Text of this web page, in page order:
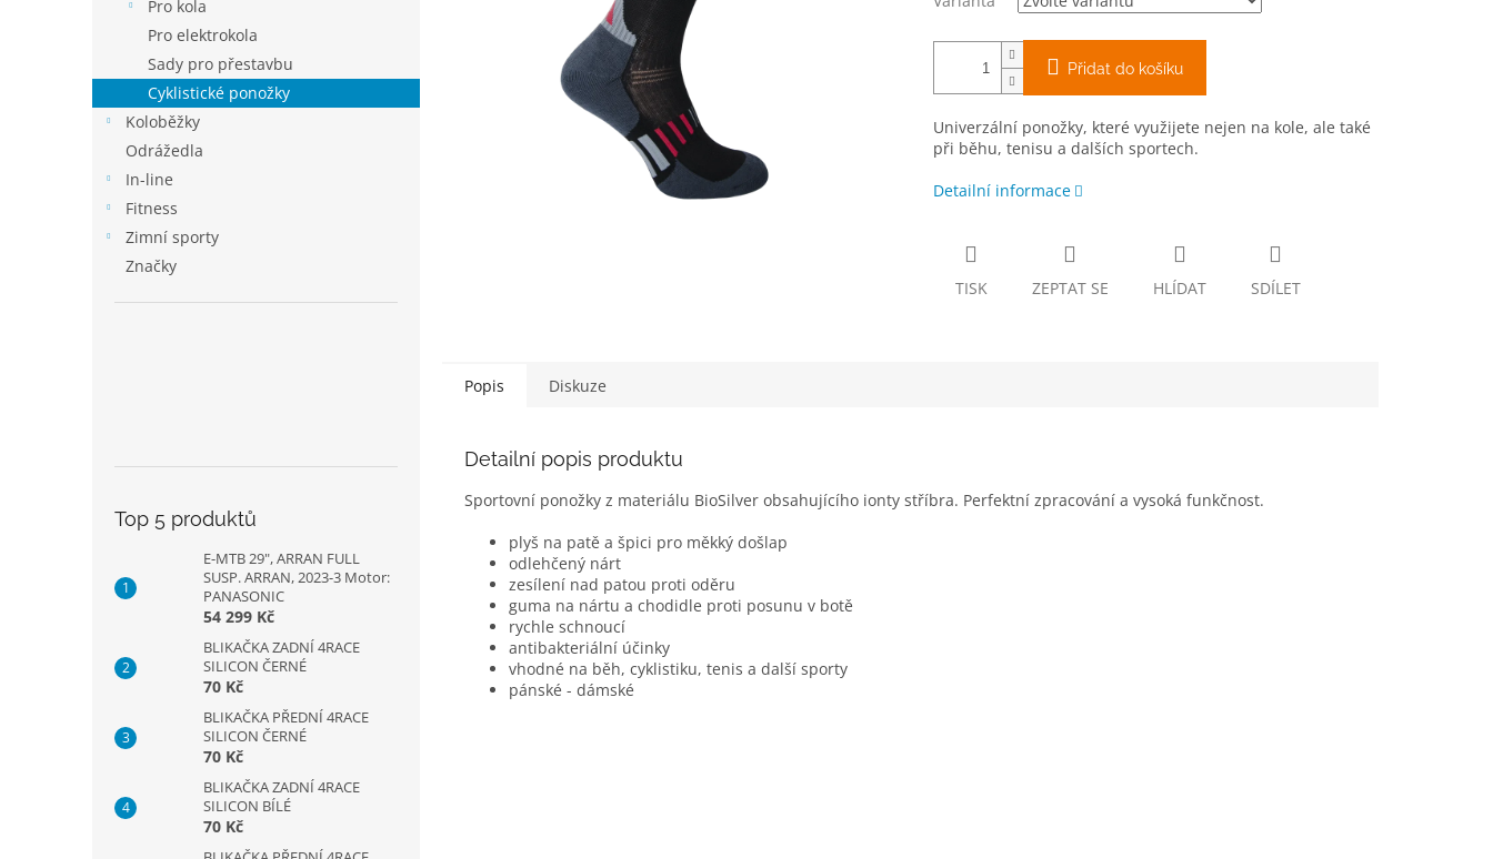
e
l
Pro kola
Pro elektrokola
Sady pro přestavbu
Cyklistické ponožky
Koloběžky
Odrážedla
In-line
Fitness
Zimní sporty
Značky
Top 5 produktů
E-MTB 29", ARRAN FULL
SUSP. ARRAN, 2023-3 Motor:
PANASONIC
54 299 Kč
BLIKAČKA ZADNÍ 4RACE
SILICON ČERNÉ
70 Kč
BLIKAČKA PŘEDNÍ 4RACE
SILICON ČERNÉ
70 Kč
BLIKAČKA ZADNÍ 4RACE
SILICON BÍLÉ
70 Kč
Přidat do košíku
Univerzální ponožky, které využijete nejen na kole, ale také
při běhu, tenisu a dalších sportech.
Detailní informace
TISK ZEPTAT SE HLÍDAT SDÍLET
Popis Diskuze
Detailní popis produktu
Sportovní ponožky z materiálu BioSilver obsahujícího ionty stříbra. Perfektní zpracování a vysoká funkčnost.
plyš na patě a špici pro měkký došlap
odlehčený nárt
zesílení nad patou proti oděru
guma na nártu a chodidle proti posunu v botě
rychle schnoucí
antibakteriální účinky
vhodné na běh, cyklistiku, tenis a další sporty
pánské - dámské